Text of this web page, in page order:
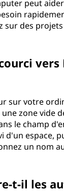
peut
des
sur votre
zone vide
le champ
espace,
un nom
t-il les